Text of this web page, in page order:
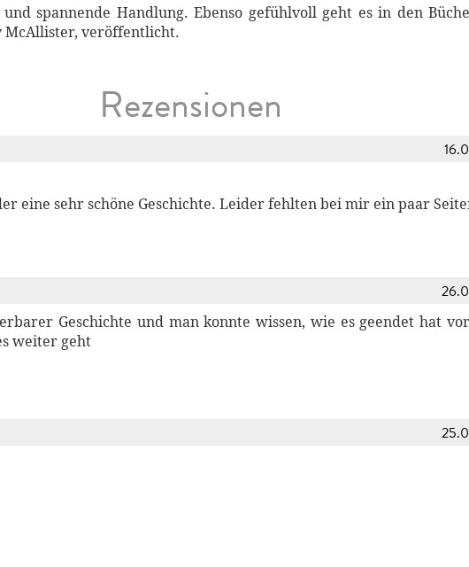
spannende Handlung. Ebenso gefühlvoll geht es in den
McAllister, veröffentlicht.
Rezensionen
eine sehr schöne Geschichte. Leider fehlten bei mir ein paar
Geschichte und man konnte wissen, wie es geendet hat
weiter geht